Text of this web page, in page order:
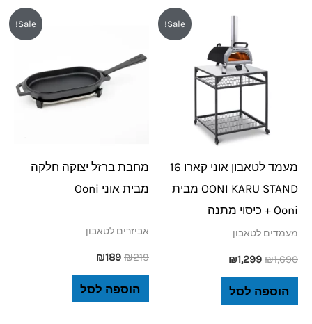
Sale!
מעמד לטאבון אוני קארו 16
OONI KARU STAND מבית
Ooni + כיסוי מתנה
מעמדים לטאבון
₪1,690
המחיר
היה:
₪1,690.
₪1,299
הוא:
₪1,299.
הוספה לסל
Sale!
מחבת ברזל יצוקה חלקה
מבית אוני Ooni
אביזרים לטאבון
₪219
₪189
הוספה לסל